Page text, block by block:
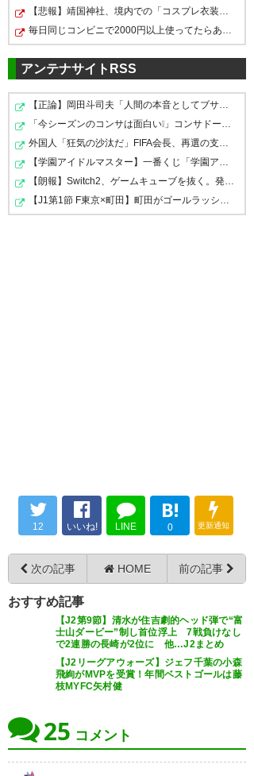
【悲報】靖国神社、境内での「コスプレ衣装」「軍装」を…
毎日同じコンビニで2000円以上使ってたらあだ名つけられ…
アンテナサイトRSS
【正論】岡田斗司夫「人間の本音としてブサイクを見たら…
「今シーズンのコンサは面白い❕」コンサドーレ札幌 J2も…
外国人「狂気の沙汰だ」FIFA会長、再選の支持見返りにモ…
【学園アイドルマスター】一番くじ「学園アイドルマスタ…
【朗報】Switch2、ゲームキューブを抜く。発売約1年で236…
【J1第1節 F東京×町田】町田がゴールラッシュで勝利しJ1…
12 いいね! LINE
B!
0 更新通知
次の記事 HOME 前の記事
おすすめ記事
【J2第9節】清水が住吉劇的ヘッド弾で“富
士山ダービー”制し首位浮上 7戦負けなし
で2連勝の長崎が2位に 他…J2まとめ
【J2リーグアウォーズ】ジェフ千葉の小森
飛絢がMVPを受賞！年間ベストゴールは藤
枝MYFC矢村健
25 コメント